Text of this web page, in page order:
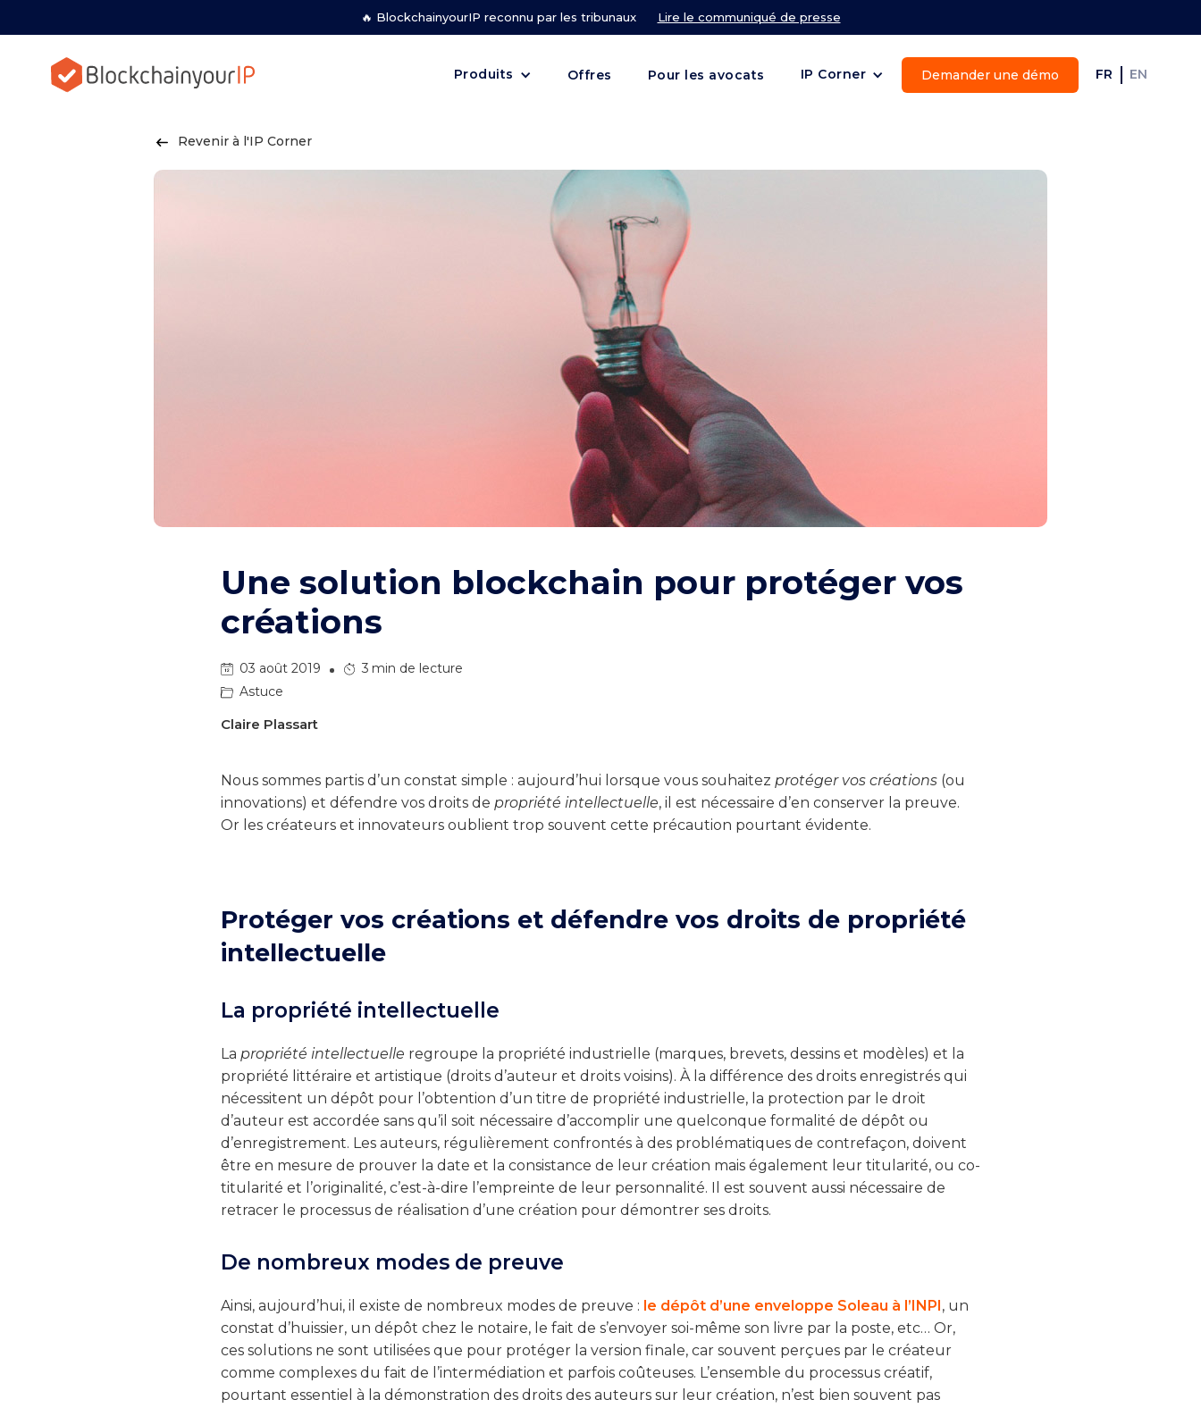
🔥 BlockchainyourIP reconnu par les tribunaux Lire le communiqué de presse
Produits Offres Pour les avocats IP Corner Demander une démo FR EN
Revenir à l'IP Corner
Une solution blockchain pour protéger vos
créations
03 août 2019 3 min de lecture
Astuce
Claire Plassart
Nous sommes partis d’un constat simple : aujourd’hui lorsque vous souhaitez protéger vos créations (ou
innovations) et défendre vos droits de propriété intellectuelle, il est nécessaire d’en conserver la preuve.
Or les créateurs et innovateurs oublient trop souvent cette précaution pourtant évidente.
Protéger vos créations et défendre vos droits de propriété
intellectuelle
La propriété intellectuelle
La propriété intellectuelle regroupe la propriété industrielle (marques, brevets, dessins et modèles) et la
propriété littéraire et artistique (droits d’auteur et droits voisins). À la différence des droits enregistrés qui
nécessitent un dépôt pour l’obtention d’un titre de propriété industrielle, la protection par le droit
d’auteur est accordée sans qu’il soit nécessaire d’accomplir une quelconque formalité de dépôt ou
d’enregistrement. Les auteurs, régulièrement confrontés à des problématiques de contrefaçon, doivent
être en mesure de prouver la date et la consistance de leur création mais également leur titularité, ou co-
titularité et l’originalité, c’est-à-dire l’empreinte de leur personnalité. Il est souvent aussi nécessaire de
retracer le processus de réalisation d’une création pour démontrer ses droits.
De nombreux modes de preuve
Ainsi, aujourd’hui, il existe de nombreux modes de preuve : le dépôt d’une enveloppe Soleau à l’INPI, un
constat d’huissier, un dépôt chez le notaire, le fait de s’envoyer soi-même son livre par la poste, etc… Or,
ces solutions ne sont utilisées que pour protéger la version finale, car souvent perçues par le créateur
comme complexes du fait de l’intermédiation et parfois coûteuses. L’ensemble du processus créatif,
pourtant essentiel à la démonstration des droits des auteurs sur leur création, n’est bien souvent pas